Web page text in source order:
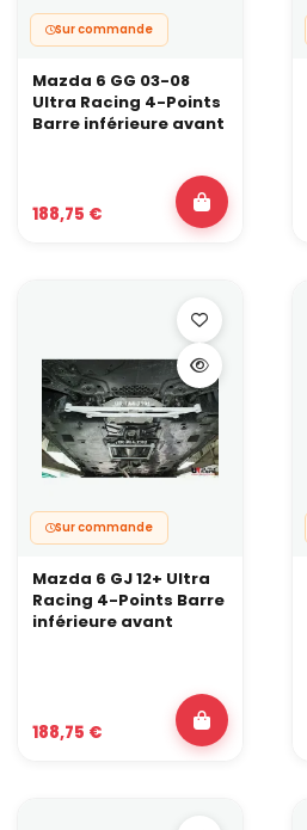
Sur commande
Mazda 6 GG 03-08
Ultra Racing 4-Points
Barre inférieure avant
188,75 €
Sur commande
Mazda 6 GJ 12+ Ultra
Racing 4-Points Barre
inférieure avant
188,75 €